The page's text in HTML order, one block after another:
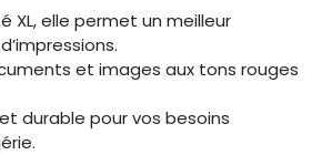
XL, elle permet un meilleur
et images aux tons rouges
durable pour vos besoins